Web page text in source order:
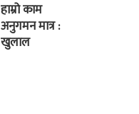
हाम्रो काम
अनुगमन मात्र :
खुलाल